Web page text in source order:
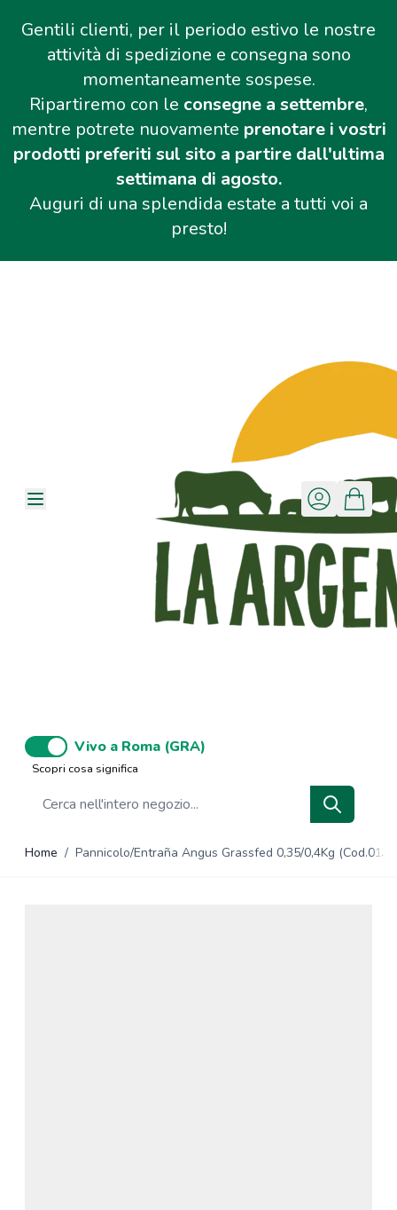
Gentili clienti, per il periodo estivo le nostre
attività di spedizione e consegna sono
momentaneamente sospese.
Ripartiremo con le consegne a settembre,
mentre potrete nuovamente prenotare i vostri
prodotti preferiti sul sito a partire dall'ultima
settimana di agosto.
Auguri di una splendida estate a tutti voi a
presto!
Vivo a Roma (GRA)
Scopri cosa significa
Search
Home / Pannicolo/Entraña Angus Grassfed 0,35/0,4Kg (Cod.013)